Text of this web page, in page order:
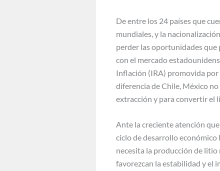
De entre los 24 países que
mundiales, y la
perder las oportunidades que
con el mercado
Inflación (IRA) promovida por
diferencia de Chile, México
extracción y para convertir el
Ante la creciente atención
ciclo de desarrollo
necesita la producción de
favorezcan la estabilidad y el